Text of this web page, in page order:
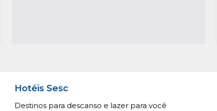
Hotéis Sesc
Destinos para descanso e lazer para você